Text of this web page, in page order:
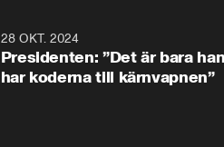
28 OKT. 2024
Presidenten: ”Det är bara
har koderna till kärnvapnen”